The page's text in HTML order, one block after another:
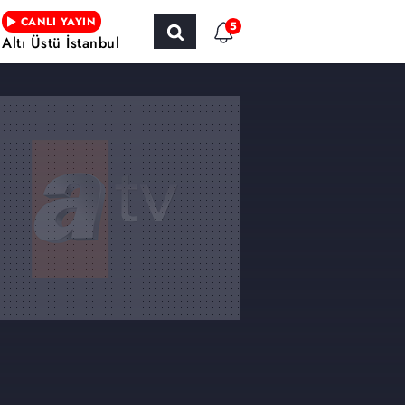
CANLI YAYIN
Altı Üstü İstanbul
5